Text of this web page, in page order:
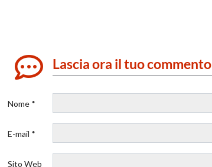
Lascia ora il tuo commento
Nome *
E-mail *
Sito Web